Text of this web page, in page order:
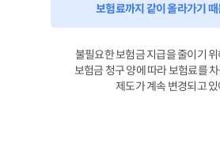
보험료까지 같이 올라가기
불필요한 보험금 지급을 줄이기
보험금 청구 양에 따라 보험료를
제도가 계속 변경되고